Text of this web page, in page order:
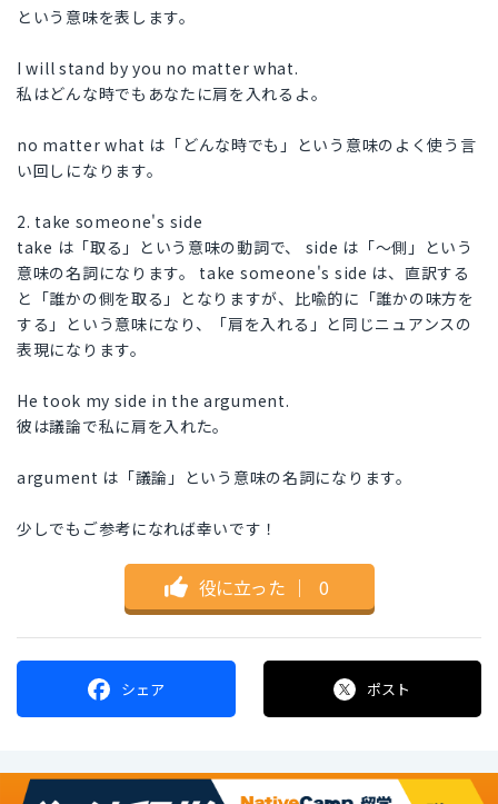
という意味を表します。
I will stand by you no matter what.
私はどんな時でもあなたに肩を入れるよ。
no matter what は「どんな時でも」という意味のよく使う言
い回しになります。
2. take someone's side
take は「取る」という意味の動詞で、 side は「～側」という
意味の名詞になります。 take someone's side は、直訳する
と「誰かの側を取る」となりますが、比喩的に「誰かの味方を
する」という意味になり、「肩を入れる」と同じニュアンスの
表現になります。
He took my side in the argument.
彼は議論で私に肩を入れた。
argument は「議論」という意味の名詞になります。
少しでもご参考になれば幸いです！
役に立った ｜ 0
シェア ポスト